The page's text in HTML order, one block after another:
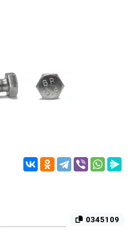
0345109